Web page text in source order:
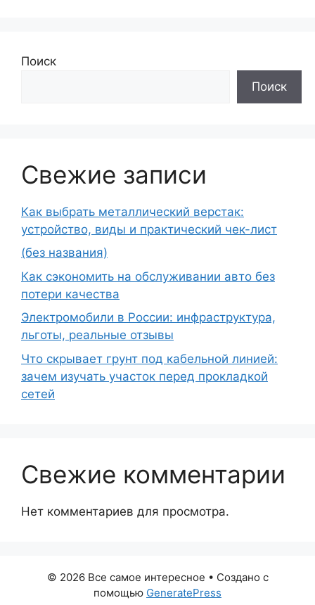
Поиск
Поиск
Свежие записи
Как выбрать металлический верстак:
устройство, виды и практический чек-лист
(без названия)
Как сэкономить на обслуживании авто без
потери качества
Электромобили в России: инфраструктура,
льготы, реальные отзывы
Что скрывает грунт под кабельной линией:
зачем изучать участок перед прокладкой
сетей
Свежие комментарии
Нет комментариев для просмотра.
© 2026 Все самое интересное • Создано с
помощью GeneratePress